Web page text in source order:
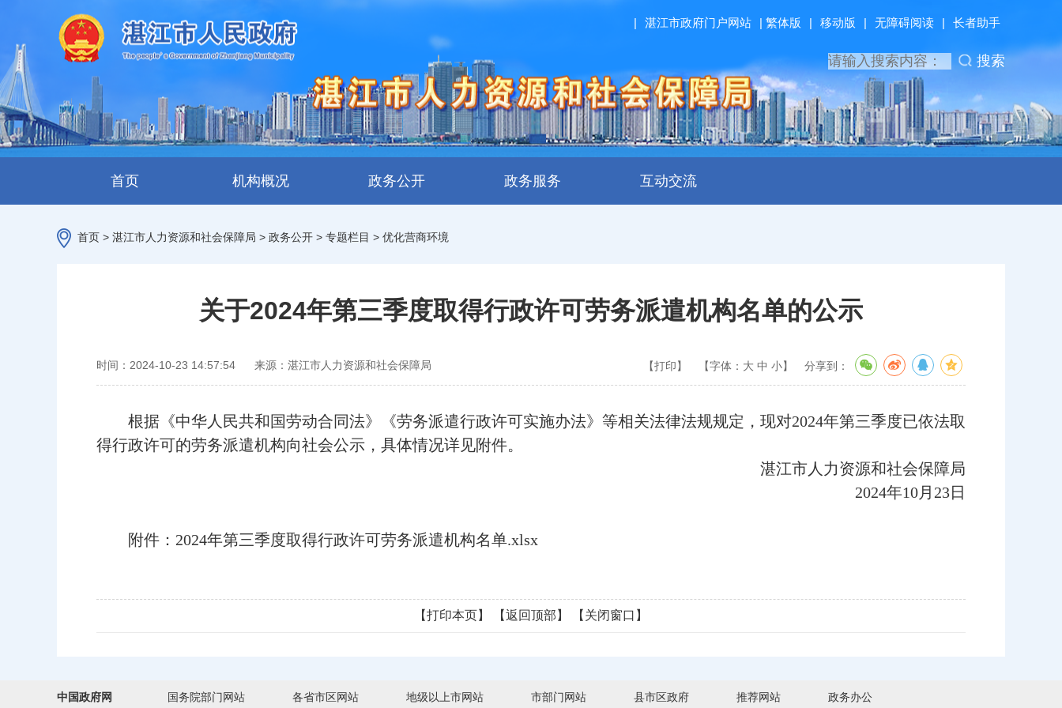
| 湛江市政府门户网站 | 繁体版 | 移动版 | 无障碍阅读 | 长者助手
搜索
首页 机构概况 政务公开 政务服务 互动交流
首页 > 湛江市人力资源和社会保障局 > 政务公开 > 专题栏目 > 优化营商环境
关于2024年第三季度取得行政许可劳务派遣机构名单的公示
时间：2024-10-23 14:57:54 来源：湛江市人力资源和社会保障局 【打印】 【字体： 大 中 小】 分享到：
根据《中华人民共和国劳动合同法》《劳务派遣行政许可实施办法》等相关法律法规规定，现对2024年第三季度已依法取
得行政许可的劳务派遣机构向社会公示，具体情况详见附件。
湛江市人力资源和社会保障局
2024年10月23日
附件：2024年第三季度取得行政许可劳务派遣机构名单.xlsx
【打印本页】 【返回顶部】 【关闭窗口】
中国政府网 国务院部门网站 各省市区网站 地级以上市网站 市部门网站 县市区政府 推荐网站 政务办公